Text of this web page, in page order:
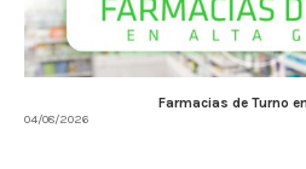
Farmacias de Turno
04/08/2026